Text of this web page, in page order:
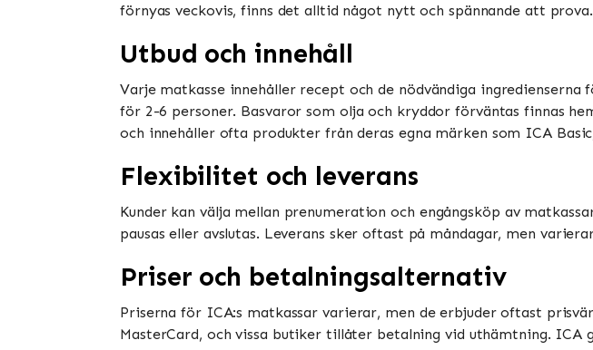
förnyas veckovis, finns det alltid något nytt och spännande att prova​​.
Utbud och innehåll
Varje matkasse innehåller recept och de nödvändiga
för 2-6 personer. Basvaror som olja och kryddor förväntas finnas
och innehåller ofta produkter från deras egna märken som ICA
Flexibilitet och leverans
Kunder kan välja mellan prenumeration och engångsköp av
pausas eller avslutas. Leverans sker oftast på måndagar, men
Priser och betalningsalternativ
Priserna för ICA:s matkassar varierar, men de erbjuder oftast
MasterCard, och vissa butiker tillåter betalning vid uthämtning. ICA